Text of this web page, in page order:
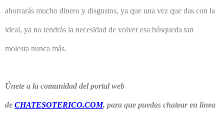
ahorrarás mucho dinero y disgustos, ya que una vez que das con la
ideal, ya no tendrás la necesidad de volver esa búsqueda tan
molesta nunca más.
Únete a la comunidad del portal web
de CHATESOTERICO.COM, para que puedas chatear en línea